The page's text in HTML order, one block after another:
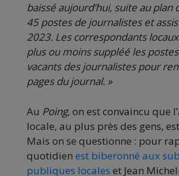
baissé aujourd’hui, suite au plan
45 postes de journalistes et
2023. Les correspondants
plus ou moins suppléé les
vacants des journalistes pour
pages du journal. »
Au Poing, on est convaincu que
locale, au plus près des gens,
Mais on se questionne : pour
quotidien est biberonné aux
publiques locales et Jean